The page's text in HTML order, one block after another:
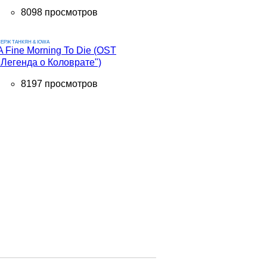
8098 просмотров
ТАНКЯН & IOWA
Fine Morning To Die (OST
о Коловрате")
8197 просмотров